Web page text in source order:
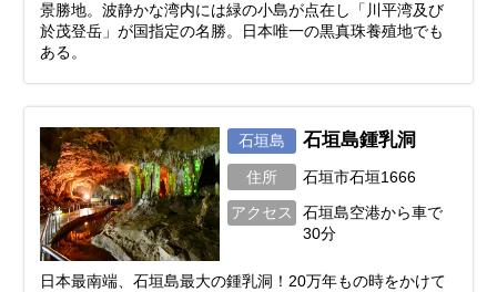
景勝地。波静かな湾内には緑の小島が点在し「川平湾及び
於茂登岳」が国指定の名勝。日本唯一の黒真珠養殖地でも
ある。
石垣島 石垣島鍾乳洞
住所 石垣市石垣1666
アクセス
石垣島空港から車で
30分
日本最南端、石垣島最大の鍾乳洞！20万年もの時をかけて